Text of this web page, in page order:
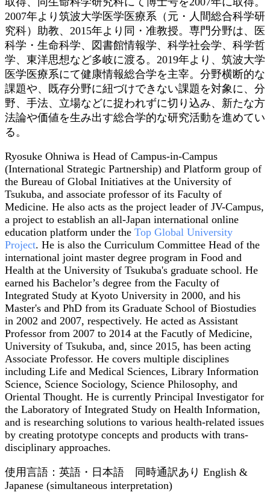
2007年より筑波大学医学医療系（元・人間総合科学研
究科）助教、2015年より同・准教授。専門分野は、医
科学・生命科学、図書館情報学、科学社会学、科学哲
学、東洋思想など多岐に渡る。2019年より、筑波大学
医学医療系にて健康情報総合学を主宰。分野横断的な
課題や、既存分野に紐づけできない課題を対象に、分
野、手法、立場などに捉われずに切り込み、新たな方
法論や価値を生み出す総合学的な研究活動を進めてい
る。
Ryosuke Ohniwa is Head of Campus-in-Campus
(International Strategic Partnership) and Platform group of
the Bureau of Global Initiatives at the University of
Tsukuba, and associate professor of its Faculty of
Medicine. He also acts as the project leader of JV-Campus,
a project to establish an all-Japan international online
education platform under the Top Global University
Project. He is also the Curriculum Committee Head of the
international joint master degree program in Food and
Health at the University of Tsukuba's graduate school. He
earned his Bachelor’s degree from the Faculty of
Integrated Study at Kyoto University in 2000, and his
Master's and PhD from its Graduate School of Biostudies
in 2002 and 2007, respectively. He acted as Assistant
Professor from 2007 to 2014 at the Facutly of Medicine,
University of Tsukuba, and, since 2015, has been acting
Associate Professor. He covers multiple disciplines
including Life and Medical Sciences, Library Information
Science, Science Sociology, Science Philosophy, and
Oriental Thought. He is currently Principal Investigator for
the Laboratory of Integrated Study on Health Information,
and is researching solutions to various health-related issues
by creating prototype concepts and products with trans-
disciplinary approaches.
使用言語：英語・日本語 同時通訳あり English &
Japanese (simultaneous interpretation)